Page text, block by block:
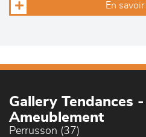
En
Gallery Tendances
Ameublement
Perrusson (37)